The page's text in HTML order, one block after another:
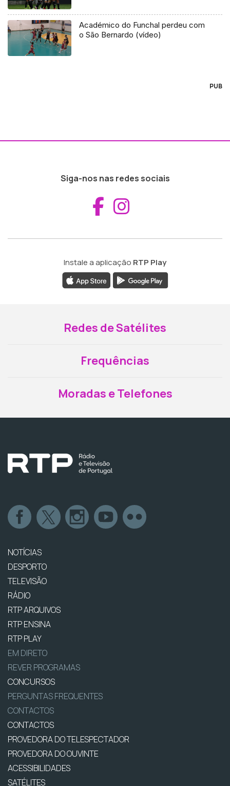
Académico do Funchal perdeu com
o São Bernardo (vídeo)
PUB
Siga-nos nas redes sociais
Aceder ao
Instale a aplicação RTP Play
Redes de Satélites
Frequências
Moradas e Telefones
NOTÍCIAS
DESPORTO
TELEVISÃO
RÁDIO
RTP ARQUIVOS
RTP ENSINA
RTP PLAY
EM DIRETO
REVER PROGRAMAS
CONCURSOS
PERGUNTAS FREQUENTES
CONTACTOS
CONTACTOS
PROVEDORA DO TELESPECTADOR
PROVEDORA DO OUVINTE
ACESSIBILIDADES
SATÉLITES